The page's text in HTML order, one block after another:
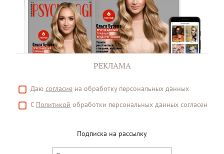
РЕКЛАМА
Даю согласие на обработку персональных данных
С Политикой обработки персональных данных согласен
Подписка на рассылку